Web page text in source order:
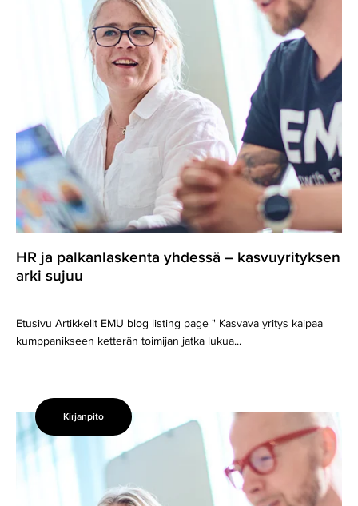
kasvuyrityksen
HR ja palkanlaskenta yhdessä – kasvuyrityksen
arki sujuu
Etusivu Artikkelit EMU blog listing page " Kasvava yritys kaipaa
kumppanikseen ketterän toimijan jatka lukua...
Kun
taloushallinto
ei
Kirjanpito